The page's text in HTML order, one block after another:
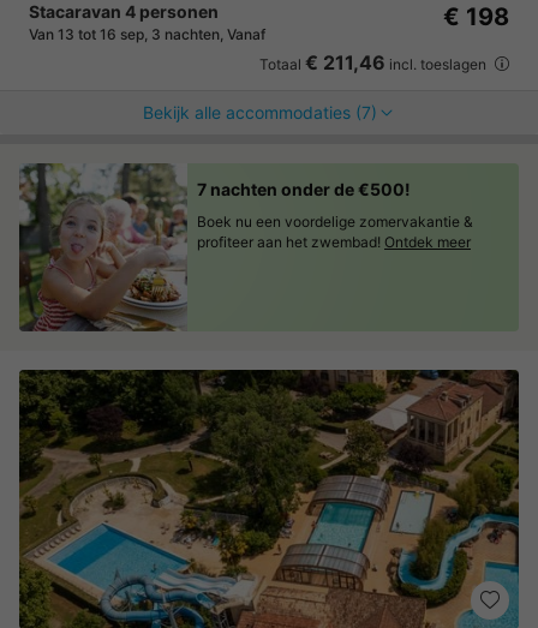
Stacaravan 4 personen
Van 13 tot 16 sep, 3 nachten, Vanaf
€ 198
Totaal € 211,46 incl. toeslagen
Bekijk alle accommodaties (7)
7 nachten onder de €500!
Boek nu een voordelige zomervakantie &
profiteer aan het zwembad! Ontdek meer